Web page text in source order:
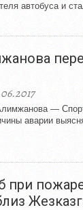
автобуса и
—
аварии
при